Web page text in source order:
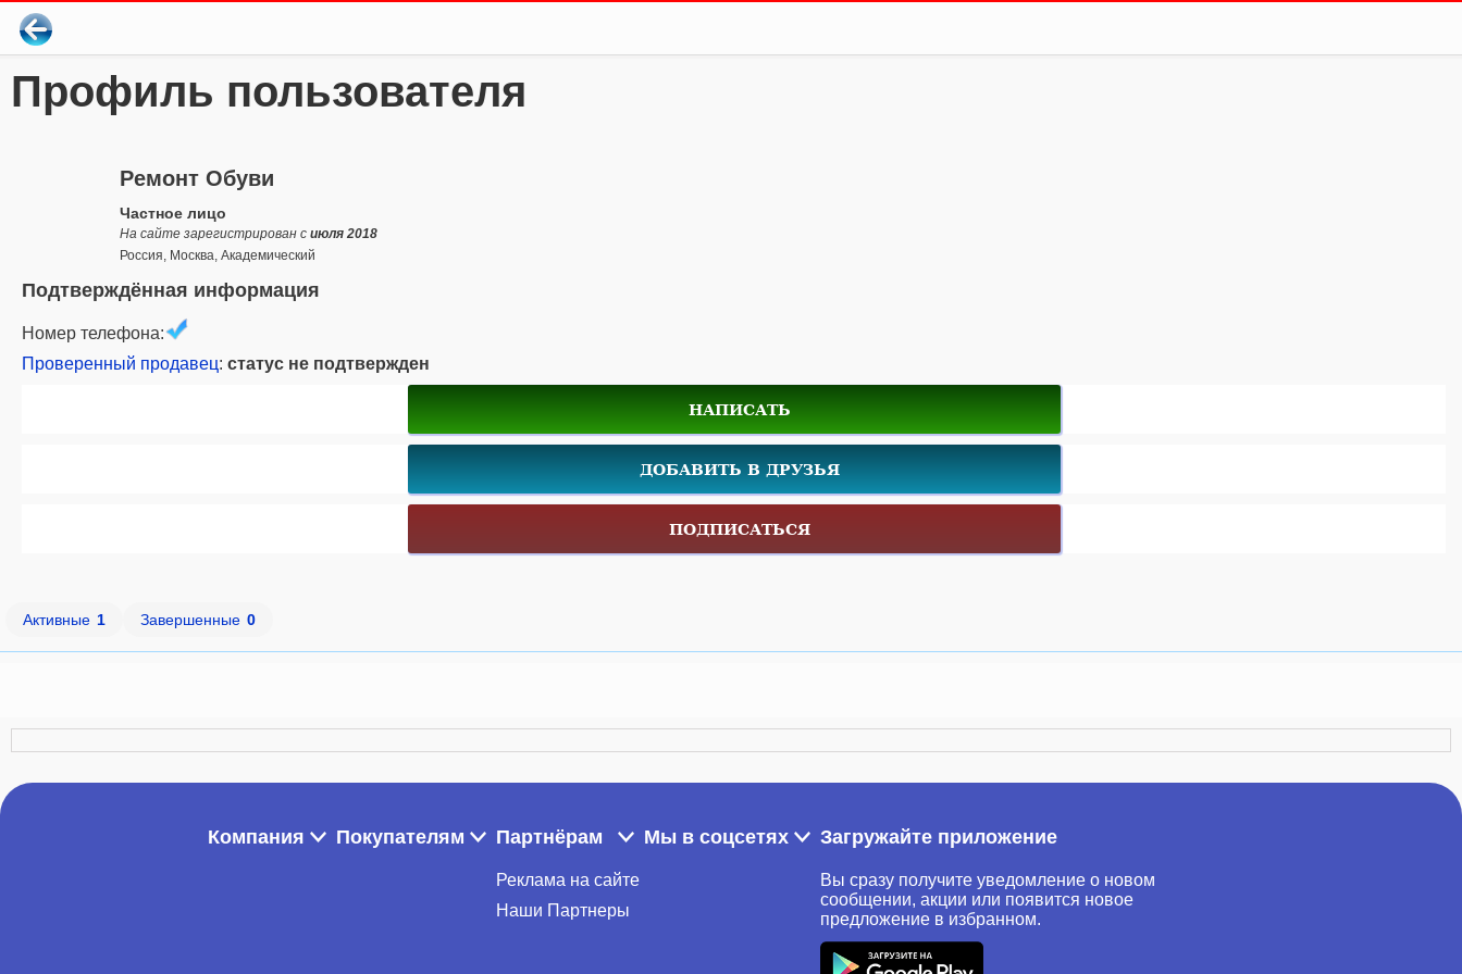
Профиль пользователя
Ремонт Обуви
Частное лицо
На сайте зарегистрирован с июля 2018
Россия, Москва, Академический
Подтверждённая информация
Номер телефона:
Проверенный продавец: статус не подтвержден
НАПИСАТЬ
ДОБАВИТЬ В ДРУЗЬЯ
ПОДПИСАТЬСЯ
Активные 1 Завершенные 0
Компания Покупателям Партнёрам
Реклама на сайте
Наши Партнеры
Мы в соцсетях Загружайте приложение
Вы сразу получите уведомление о новом
сообщении, акции или появится новое
предложение в избранном.